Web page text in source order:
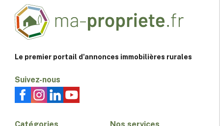
Le premier portail d'annonces immobilières rurales
Suivez-nous